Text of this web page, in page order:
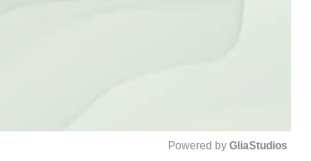
Powered by GliaStudios